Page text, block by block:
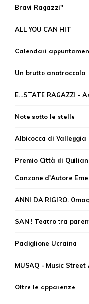
Bravi Ragazzi"
ALL YOU CAN HIT
Calendari
Un brutto anatroccolo
E...STATE RAGAZZI -
Note sotto le stelle
Albicocca di Valleggia
Premio Città di
Canzone d'Autore
ANNI DA RIGIRO.
SANI! Teatro tra
Padiglione Ucraina
MUSAQ - Music
Oltre le apparenze